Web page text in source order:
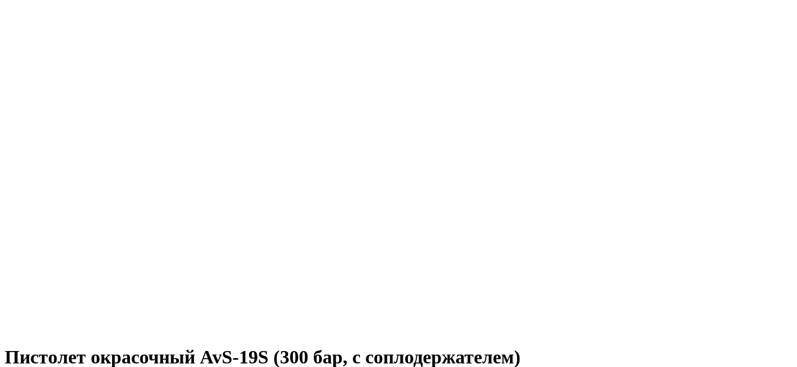
Пистолет окрасочный AvS-19S (300 бар, с соплодержателем)